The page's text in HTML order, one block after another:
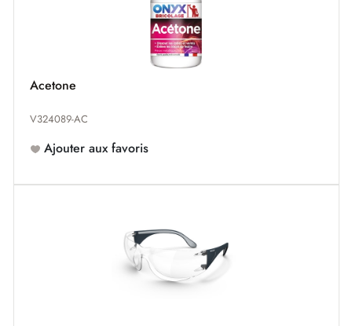
Acetone
V324089-AC
Ajouter aux favoris